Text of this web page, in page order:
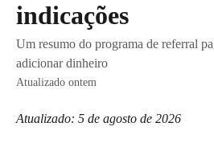
indicações
Um resumo do programa de referral
adicionar dinheiro
Atualizado ontem
Atualizado: 5 de agosto de 2026